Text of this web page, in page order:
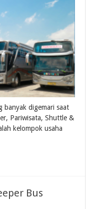
banyak digemari saat
Pariwisata, Shuttle &
kelompok usaha
Bus